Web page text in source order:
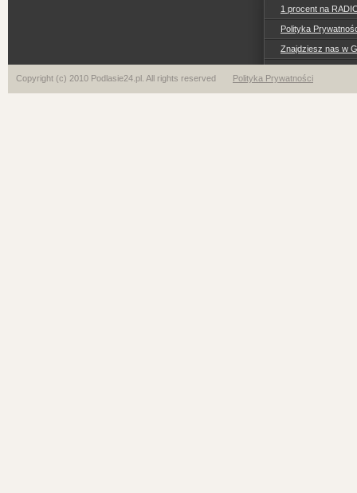
1 procent na
Polityka
Znajdziesz nas w
Copyright (c) 2010 Podlasie24.pl. All rights reserved Polityka Prywatności